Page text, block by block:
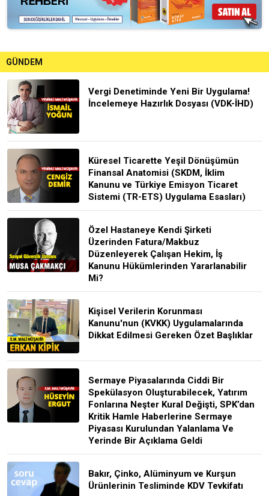
GÜNDEM
Vergi Denetiminde Yeni Bir Uygulama!
İncelemeye Hazırlık Dosyası (VDK-İHD)
Küresel Ticarette Yeşil Dönüşümün
Finansal Anatomisi (SKDM, İklim
Kanunu ve Türkiye Emisyon Ticaret
Sistemi (TR-ETS) Uygulama Esasları)
Özel Hastaneye Kendi Şirketi
Üzerinden Fatura/Makbuz
Düzenleyerek Çalışan Hekim, İş
Kanunu Hükümlerinden Yararlanabilir
Mi?
Kişisel Verilerin Korunması
Kanunu'nun (KVKK) Uygulamalarında
Dikkat Edilmesi Gereken Özet Başlıklar
Sermaye Piyasalarında Ciddi Bir
Spekülasyon Oluşturabilecek, Yatırım
Fonlarına Neşter Kural Değişti, SPK’dan
Kritik Hamle Haberlerine Sermaye
Piyasası Kurulundan Yalanlama Ve
Yerinde Bir Açıklama Geldi
Bakır, Çinko, Alüminyum ve Kurşun
Ürünlerinin Tesliminde KDV Tevkifatı